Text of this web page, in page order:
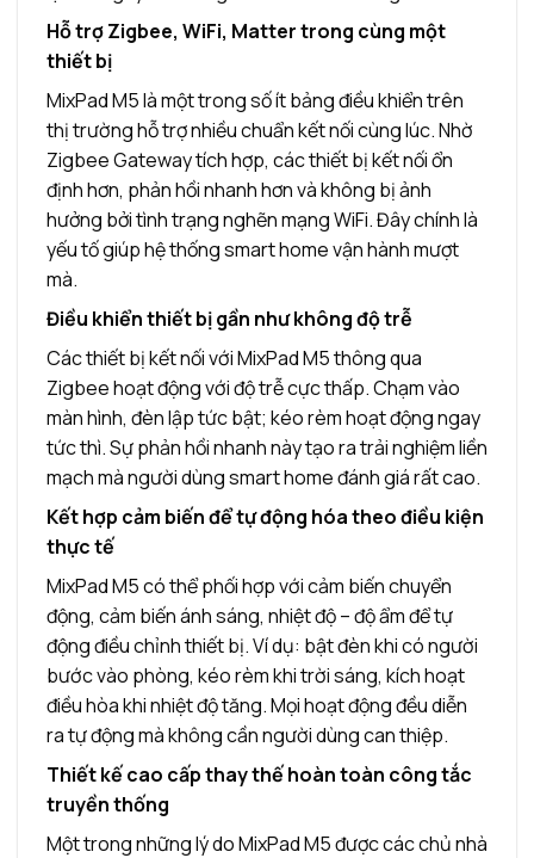
Hỗ trợ Zigbee, WiFi, Matter trong cùng một
thiết bị
MixPad M5 là một trong số ít bảng điều khiển trên
thị trường hỗ trợ nhiều chuẩn kết nối cùng lúc. Nhờ
Zigbee Gateway tích hợp, các thiết bị kết nối ổn
định hơn, phản hồi nhanh hơn và không bị ảnh
hưởng bởi tình trạng nghẽn mạng WiFi. Đây chính là
yếu tố giúp hệ thống smart home vận hành mượt
mà.
Điều khiển thiết bị gần như không độ trễ
Các thiết bị kết nối với MixPad M5 thông qua
Zigbee hoạt động với độ trễ cực thấp. Chạm vào
màn hình, đèn lập tức bật; kéo rèm hoạt động ngay
tức thì. Sự phản hồi nhanh này tạo ra trải nghiệm liền
mạch mà người dùng smart home đánh giá rất cao.
Kết hợp cảm biến để tự động hóa theo điều kiện
thực tế
MixPad M5 có thể phối hợp với cảm biến chuyển
động, cảm biến ánh sáng, nhiệt độ – độ ẩm để tự
động điều chỉnh thiết bị. Ví dụ: bật đèn khi có người
bước vào phòng, kéo rèm khi trời sáng, kích hoạt
điều hòa khi nhiệt độ tăng. Mọi hoạt động đều diễn
ra tự động mà không cần người dùng can thiệp.
Thiết kế cao cấp thay thế hoàn toàn công tắc
truyền thống
Một trong những lý do MixPad M5 được các chủ nhà